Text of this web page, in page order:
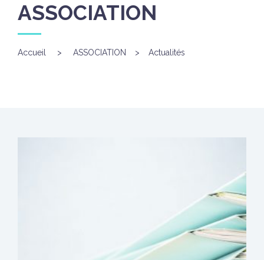
ASSOCIATION
Accueil > ASSOCIATION > Actualités